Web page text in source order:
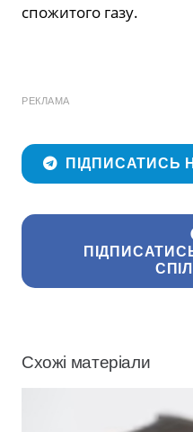
спожитого газу.
РЕКЛАМА
ПІДПИСАТИСЬ
Схожі матеріали